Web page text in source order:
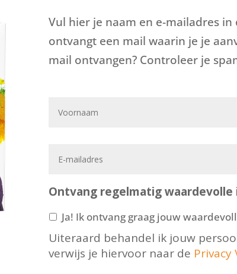
Vul hier je naam en e-mailadres in
ontvangt een mail waarin je je
mail ontvangen? Controleer je
m
*
i
l
a
r
e
Ontvang regelmatig waardevolle
Ja! Ik ontvang graag jouw
Uiteraard behandel ik jouw
verwijs je hiervoor naar de Privacy